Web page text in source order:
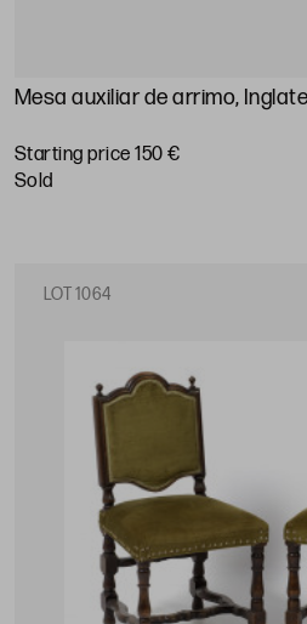
Mesa auxiliar de arrimo,
Starting price 150 €
sold
LOT 1064